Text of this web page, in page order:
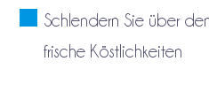
Schlendern Sie über
frische Köstlichkeiten